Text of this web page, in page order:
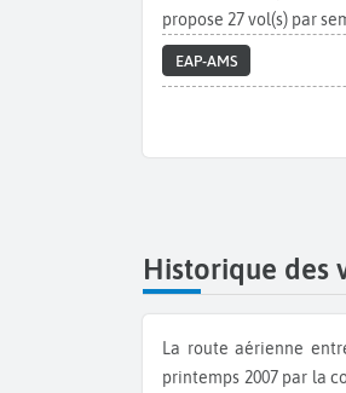
propose 27 vol(s) par
EAP-AMS
Historique des
La route aérienne
printemps 2007 par la